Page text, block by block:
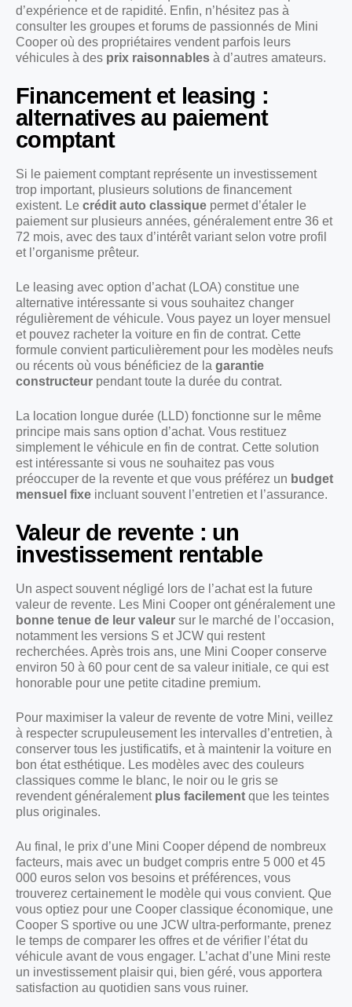
d’expérience et de rapidité. Enfin, n’hésitez pas à
consulter les groupes et forums de passionnés de Mini
Cooper où des propriétaires vendent parfois leurs
véhicules à des prix raisonnables à d’autres amateurs.
Financement et leasing :
alternatives au paiement
comptant
Si le paiement comptant représente un investissement
trop important, plusieurs solutions de financement
existent. Le crédit auto classique permet d’étaler le
paiement sur plusieurs années, généralement entre 36 et
72 mois, avec des taux d’intérêt variant selon votre profil
et l’organisme prêteur.
Le leasing avec option d’achat (LOA) constitue une
alternative intéressante si vous souhaitez changer
régulièrement de véhicule. Vous payez un loyer mensuel
et pouvez racheter la voiture en fin de contrat. Cette
formule convient particulièrement pour les modèles neufs
ou récents où vous bénéficiez de la garantie
constructeur pendant toute la durée du contrat.
La location longue durée (LLD) fonctionne sur le même
principe mais sans option d’achat. Vous restituez
simplement le véhicule en fin de contrat. Cette solution
est intéressante si vous ne souhaitez pas vous
préoccuper de la revente et que vous préférez un budget
mensuel fixe incluant souvent l’entretien et l’assurance.
Valeur de revente : un
investissement rentable
Un aspect souvent négligé lors de l’achat est la future
valeur de revente. Les Mini Cooper ont généralement une
bonne tenue de leur valeur sur le marché de l’occasion,
notamment les versions S et JCW qui restent
recherchées. Après trois ans, une Mini Cooper conserve
environ 50 à 60 pour cent de sa valeur initiale, ce qui est
honorable pour une petite citadine premium.
Pour maximiser la valeur de revente de votre Mini, veillez
à respecter scrupuleusement les intervalles d’entretien, à
conserver tous les justificatifs, et à maintenir la voiture en
bon état esthétique. Les modèles avec des couleurs
classiques comme le blanc, le noir ou le gris se
revendent généralement plus facilement que les teintes
plus originales.
Au final, le prix d’une Mini Cooper dépend de nombreux
facteurs, mais avec un budget compris entre 5 000 et 45
000 euros selon vos besoins et préférences, vous
trouverez certainement le modèle qui vous convient. Que
vous optiez pour une Cooper classique économique, une
Cooper S sportive ou une JCW ultra-performante, prenez
le temps de comparer les offres et de vérifier l’état du
véhicule avant de vous engager. L’achat d’une Mini reste
un investissement plaisir qui, bien géré, vous apportera
satisfaction au quotidien sans vous ruiner.